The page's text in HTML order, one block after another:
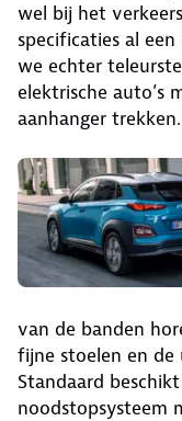
wel bij het
specificaties al
we echter
elektrische auto’s
aanhanger trekken.
van de banden
fijne stoelen en de
Standaard
noodstopsysteem